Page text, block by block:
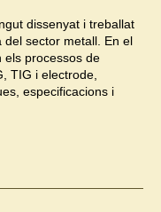
dissenyat i treballat
sector metall. En el
els processos de
TIG i electrode,
especificacions i